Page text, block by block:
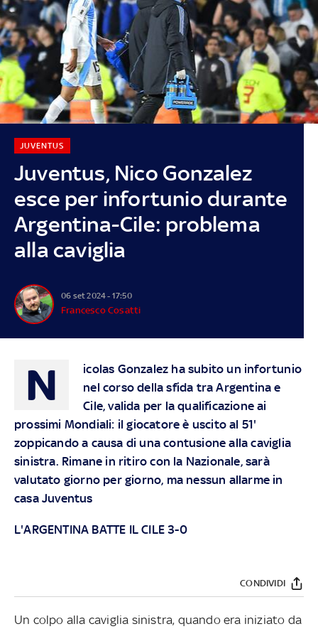
Juventus, Nico Gonzalez
esce per infortunio durante
Argentina-Cile: problema
alla caviglia
JUVENTUS
06 set 2024 - 17:50
Francesco Cosatti
N
icolas Gonzalez ha subito un infortunio
nel corso della sfida tra Argentina e
Cile, valida per la qualificazione ai
prossimi Mondiali: il giocatore è uscito al 51'
zoppicando a causa di una contusione alla caviglia
sinistra. Rimane in ritiro con la Nazionale, sarà
valutato giorno per giorno, ma nessun allarme in
casa Juventus
L'ARGENTINA BATTE IL CILE 3-0
CONDIVIDI
Un colpo alla caviglia sinistra, quando era iniziato da